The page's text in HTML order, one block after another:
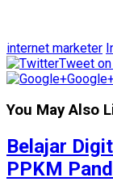
internet marketer
Tweet
You May Also
Belajar
PPKM